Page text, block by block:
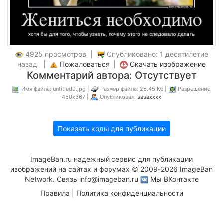
4925 просмотров |
Опубликовано: 1 десятилетие
назад |
Пожаловаться Скачать изображение
Комментарий автора: Отсутствует
Имя файла: untitled9.jpg | Размер файла: 26.45 Кб |
Разрешение:
450x367 |
Опубликовал: sasaxxxx
Показать коды для публикации
ImageBan.ru надежный сервис для публикации
изображений на сайтах и форумах © 2009-2026 ImageBan
Network. Связь info@imageban.ru
Мы ВКонтакте
Правила
Политика конфиденциальности